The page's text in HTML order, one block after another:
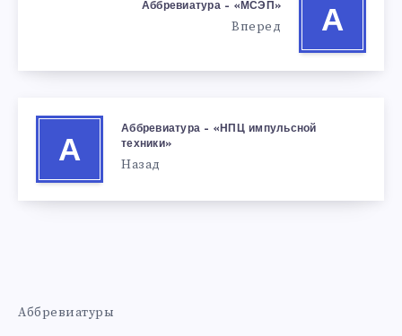
А
Аббревиатура – «МСЭП»
Вперед
А
Аббревиатура – «НПЦ импульсной
техники»
Назад
Аббревиатуры